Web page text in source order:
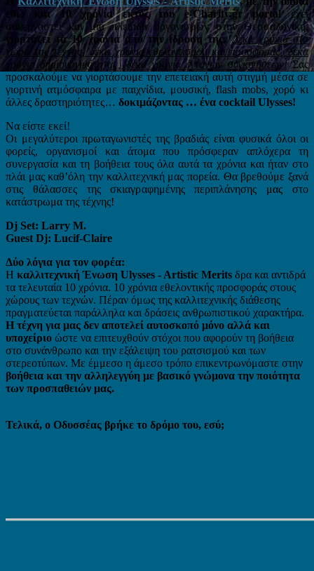
εδώ και 10 χρόνια εκτός του e-Charity.gr portalέχει
συνεργαστεί και μια πλειάδα οργανισμών στην Θεσσαλονίκη,
γιορτάζει τα 10 χρόνια από την ίδρυση της.Δέκα χρόνια στο
χώρο της τέχνης, δέκα χρόνια εθελοντισμού και προσφοράς, δέκα
χρόνια δημιουργικότητας, δέκα χρόνια έντονων συγκινήσεων!Σας
προσκαλούμε να γιορτάσουμε την επετειακή αυτή στιγμή μέσα σε
γιορτινή ατμόσφαιρα με παιχνίδια, μουσική, flash mobs, χορό κι
άλλες δραστηριότητες… δοκιμάζοντας … ένα cocktail Ulysses!
Να είστε εκεί!
Οι μεγαλύτεροι πρωταγωνιστές της βραδιάς είναι φυσικά όλοι οι
φορείς, οργανισμοί και άτομα που πρόσφεραν απλόχερα τη
συνεργασία και τη βοήθεια τους όλα αυτά τα χρόνια και ήταν στο
πλάι μας καθ’όλη την καλλιτεχνική μας πορεία. Θα βρεθούμε ξανά
στις θάλασσες της σκιαγραφημένης περιπλάνησης μας στο
κατάστρωμα της τέχνης!
Dj Set: Larry M.
Guest Dj: Lucif-Claire
Δύο λόγια για τον φορέα:
Η καλλιτεχνική Ένωση Ulysses - Artistic Merits δρα και αντιδρά
τα τελευταία 10 χρόνια. 10 χρόνια εθελοντικής προσφοράς στους
χώρους των τεχνών. Πέραν όμως της καλλιτεχνικής διάθεσης
πραγματεύεται παράλληλα και δράσεις ανθρωπιστικού χαρακτήρα.
Η τέχνη για μας δεν αποτελεί αυτοσκοπό μόνο αλλά και
υποχείριο ώστε να επιτευχθούν στόχοι που αφορούν τη βοήθεια
στο συνάνθρωπο και την εξάλειψη του ρατσισμού και των
στερεοτύπων. Με έμμεσο η άμεσο τρόπο επικεντρωνόμαστε στην
βοήθεια και την αλληλεγγύη με βασικό γνώμονα την ποιότητα
των προσπαθειών μας.
Τελικά, ο Οδυσσέας βρήκε το δρόμο του, εσύ;